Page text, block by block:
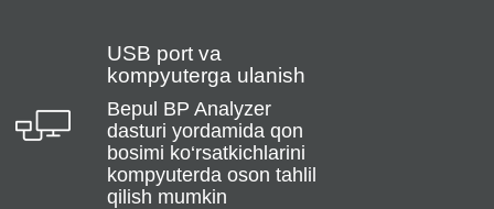
USB port va
kompyuterga ulanish
Bepul BP Analyzer
dasturi yordamida qon
bosimi ko‘rsatkichlarini
kompyuterda oson tahlil
qilish mumkin